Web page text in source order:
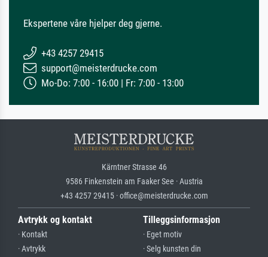
Ekspertene våre hjelper deg gjerne.
+43 4257 29415
support@meisterdrucke.com
Mo-Do: 7:00 - 16:00 | Fr: 7:00 - 13:00
Kärntner Strasse 46
9586 Finkenstein am Faaker See · Austria
+43 4257 29415 · office@meisterdrucke.com
Avtrykk og kontakt
· Kontakt
· Avtrykk
Tilleggsinformasjon
· Eget motiv
· Selg kunsten din